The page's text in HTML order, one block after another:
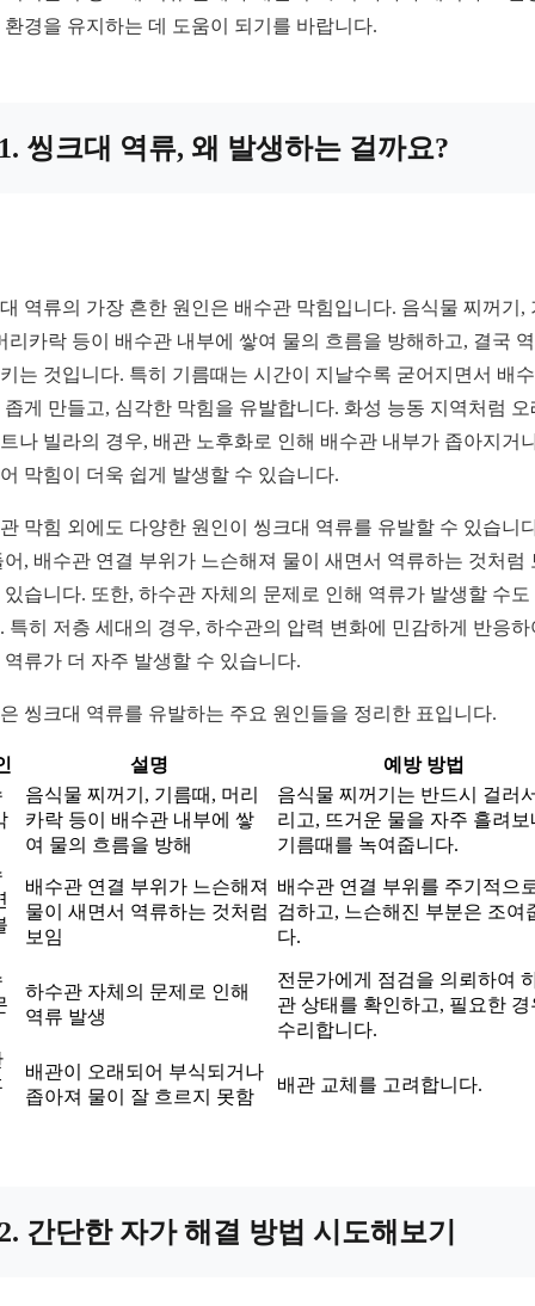
환경을 유지하는 데 도움이 되기를 바랍니다.
씽크대 역류, 왜 발생하는 걸까요?
역류의 가장 흔한 원인은 배수관 막힘입니다. 음식물 찌꺼기,
리카락 등이 배수관 내부에 쌓여 물의 흐름을 방해하고, 결국
는 것입니다. 특히 기름때는 시간이 지날수록 굳어지면서 배
좁게 만들고, 심각한 막힘을 유발합니다. 화성 능동 지역처럼 오
나 빌라의 경우, 배관 노후화로 인해 배수관 내부가 좁아지거
막힘이 더욱 쉽게 발생할 수 있습니다.
막힘 외에도 다양한 원인이 씽크대 역류를 유발할 수 있습니
어, 배수관 연결 부위가 느슨해져 물이 새면서 역류하는 것처럼
있습니다. 또한, 하수관 자체의 문제로 인해 역류가 발생할 수도
특히 저층 세대의 경우, 하수관의 압력 변화에 민감하게 반응하
역류가 더 자주 발생할 수 있습니다.
씽크대 역류를 유발하는 주요 원인들을 정리한 표입니다.
설명
예방 방법
음식물 찌꺼기, 기름때, 머리
카락 등이 배수관 내부에 쌓
여 물의 흐름을 방해
음식물 찌꺼기는 반드시 걸러
리고, 뜨거운 물을 자주 흘려보
기름때를 녹여줍니다.
배수관 연결 부위가 느슨해져
물이 새면서 역류하는 것처럼
보임
배수관 연결 부위를 주기적으
검하고, 느슨해진 부분은 조여
다.
하수관 자체의 문제로 인해
역류 발생
전문가에게 점검을 의뢰하여
관 상태를 확인하고, 필요한 경
수리합니다.
배관이 오래되어 부식되거나
좁아져 물이 잘 흐르지 못함
배관 교체를 고려합니다.
간단한 자가 해결 방법 시도해보기